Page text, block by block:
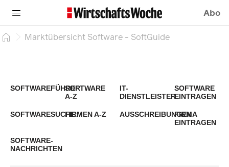
Abo
Marktübersicht Software - SoftGuide
SOFTWAREFÜHRERSOFTWARE
A-Z
IT-
DIENSTLEISTER
SOFTWARE
EINTRAGEN
SOFTWARESUCHEFIRMEN A-Z AUSSCHREIBUNGEN
FIRMA
EINTRAGEN
SOFTWARE-
NACHRICHTEN